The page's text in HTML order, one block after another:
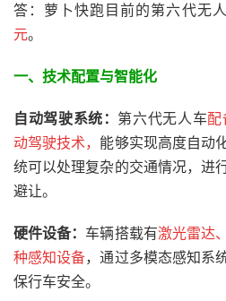
答：萝卜快跑目前的第六代无
元。
一、技术配置与智能化
自动驾驶系统： 第六代无人车
动驾驶技术， 能够实现高度自动
统可以处理复杂的交通情况，进
避让。
硬件设备： 车辆搭载有激光雷达
种感知设备，通过多模态感知系
保行车安全。